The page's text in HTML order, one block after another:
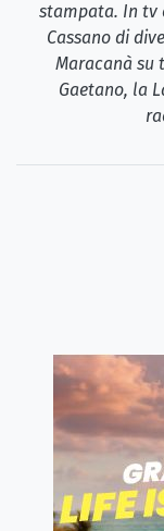
stampata. In tv
Cassano di
Maracanà su
Gaetano, la